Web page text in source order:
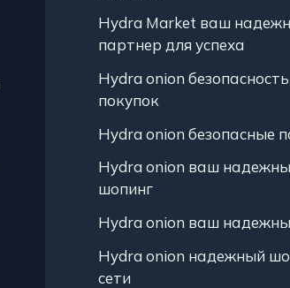
Hydra Market ваш
партнер для успеха
Hydra onion
покупок
Hydra onion безопасные
Hydra onion ваш
шопинг
Hydra onion ваш
Hydra onion надежный
сети